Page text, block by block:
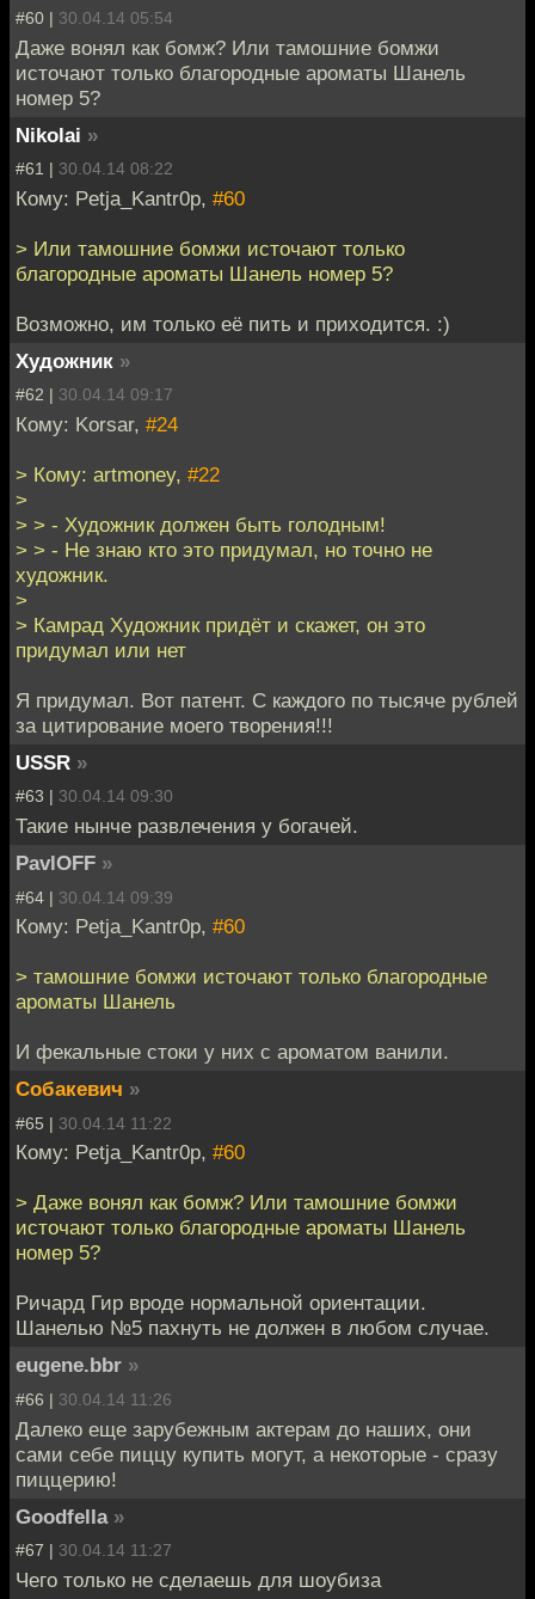
#60 | 30.04.14 05:54
Даже вонял как бомж? Или тамошние бомжи
источают только благородные ароматы Шанель
номер 5?
Nikolai »
#61 | 30.04.14 08:22
Кому: Petja_Kantr0p, #60
> Или тамошние бомжи источают только
благородные ароматы Шанель номер 5?
Возможно, им только её пить и приходится. :)
Художник »
#62 | 30.04.14 09:17
Кому: Korsar, #24
> Кому: artmoney, #22
>
> > - Художник должен быть голодным!
> > - Не знаю кто это придумал, но точно не
художник.
>
> Камрад Художник придёт и скажет, он это
придумал или нет
Я придумал. Вот патент. С каждого по тысяче рублей
за цитирование моего творения!!!
USSR »
#63 | 30.04.14 09:30
Такие нынче развлечения у богачей.
PavlOFF »
#64 | 30.04.14 09:39
Кому: Petja_Kantr0p, #60
> тамошние бомжи источают только благородные
ароматы Шанель
И фекальные стоки у них с ароматом ванили.
Собакевич »
#65 | 30.04.14 11:22
Кому: Petja_Kantr0p, #60
> Даже вонял как бомж? Или тамошние бомжи
источают только благородные ароматы Шанель
номер 5?
Ричард Гир вроде нормальной ориентации.
Шанелью №5 пахнуть не должен в любом случае.
eugene.bbr »
#66 | 30.04.14 11:26
Далеко еще зарубежным актерам до наших, они
сами себе пиццу купить могут, а некоторые - сразу
пиццерию!
Goodfella »
#67 | 30.04.14 11:27
Чего только не сделаешь для шоубиза